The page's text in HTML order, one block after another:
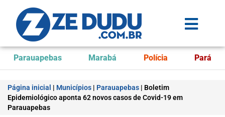
Parauapebas Marabá Polícia Pará
Página inicial | Municípios | Parauapebas | Boletim
Epidemiológico aponta 62 novos casos de Covid-19 em
Parauapebas